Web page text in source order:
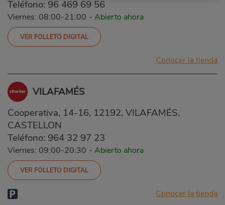
Teléfono: 96 469 69 56
Viernes: 08:00-21:00 - Abierto ahora
VER FOLLETO DIGITAL
Conocer la tienda
VILAFAMÉS
Cooperativa, 14-16, 12192, VILAFAMÉS,
CASTELLON
Teléfono: 964 32 97 23
Viernes: 09:00-20:30 - Abierto ahora
VER FOLLETO DIGITAL
Conocer la tienda